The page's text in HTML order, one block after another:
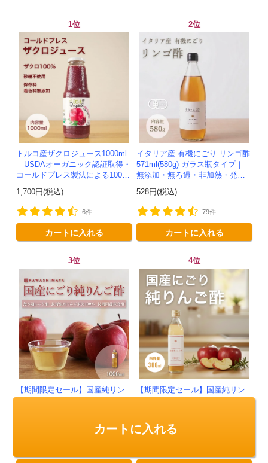
1位
トルコ産ザクロジュース1000ml
｜USDAオーガニック認証取得・
コールドプレス製法による100%
ザクロジュース
1,700円(税込)
6件
カートに入れる
2位
イタリア産 有機にごり リンゴ酢
571ml(580g) ガラス瓶タイプ｜
無添加・無ろ過・非加熱・発酵
助剤不使用のアップルサイダー
ビネガー -かわしま屋-
528円(税込)
79件
カートに入れる
3位
【期間限定セール】国産純リン
4位
【期間限定セール】国産純リン
100%）-かわしま屋-
882円(税込)
カートに入れる